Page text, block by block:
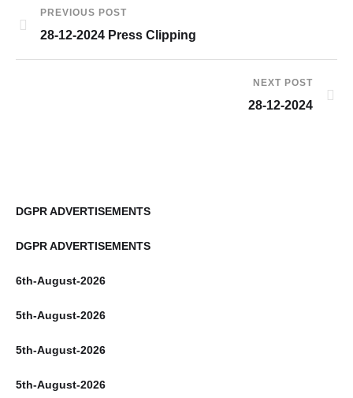
PREVIOUS POST
28-12-2024 Press Clipping
NEXT POST
28-12-2024
DGPR ADVERTISEMENTS
DGPR ADVERTISEMENTS
6th-August-2026
5th-August-2026
5th-August-2026
5th-August-2026